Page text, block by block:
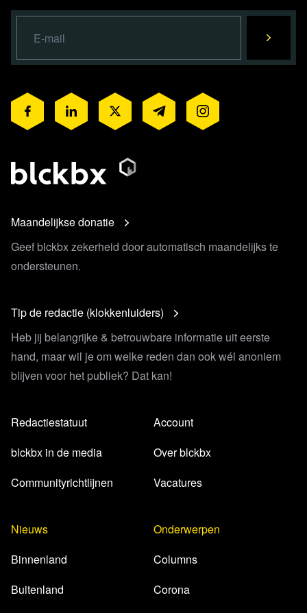
Maandelijkse donatie
Geef blckbx zekerheid door automatisch maandelijks te
ondersteunen.
Tip de redactie (klokkenluiders)
Heb jij belangrijke & betrouwbare informatie uit eerste
hand, maar wil je om welke reden dan ook wél anoniem
blijven voor het publiek? Dat kan!
Redactiestatuut
blckbx in de media
Communityrichtlijnen
Account
Over blckbx
Vacatures
Nieuws
Binnenland
Buitenland
Onderwerpen
Columns
Corona